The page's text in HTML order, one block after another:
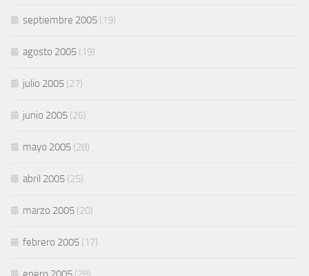
septiembre 2005 (19)
agosto 2005 (19)
julio 2005 (27)
junio 2005 (26)
mayo 2005 (28)
abril 2005 (25)
marzo 2005 (20)
febrero 2005 (17)